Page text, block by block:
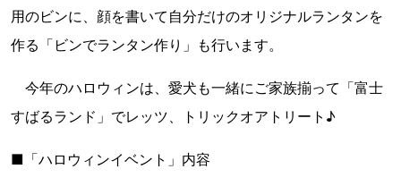
用のビンに、顔を書いて自分だけのオリジナルランタンを
作る「ビンでランタン作り」も行います。
今年のハロウィンは、愛犬も一緒にご家族揃って「富士
すばるランド」でレッツ、トリックオアトリート♪
■「ハロウィンイベント」内容